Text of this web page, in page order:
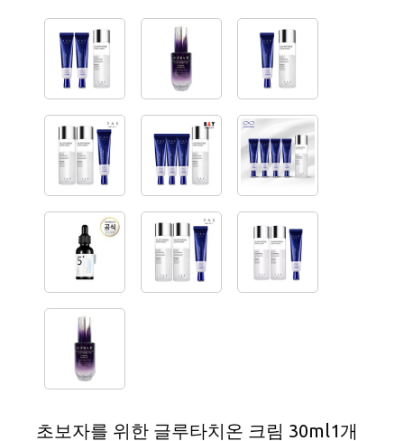
초보자를 위한 글루타치온 크림 30ml1개